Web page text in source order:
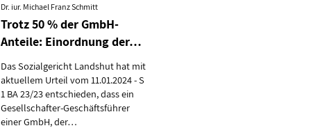
Dr. iur. Michael Franz Schmitt
Trotz 50 % der GmbH-
Anteile: Einordnung der…
Das Sozialgericht Landshut hat mit
aktuellem Urteil vom 11.01.2024 - S
1 BA 23/23 entschieden, dass ein
Gesellschafter-Geschäftsführer
einer GmbH, der…